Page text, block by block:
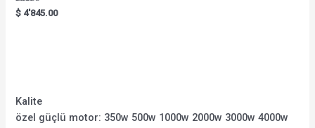
Rated
5.00
$ 4'845.00
Kalite
özel güçlü motor: 350w 500w 1000w 2000w 3000w 4000w